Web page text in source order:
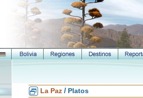
La Paz / Platos